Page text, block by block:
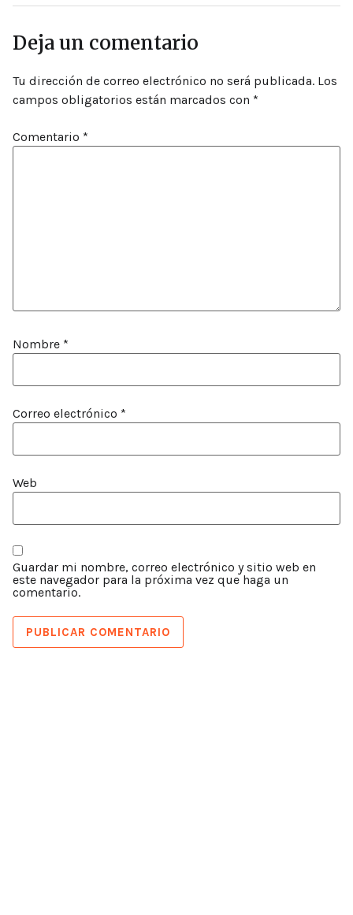
Deja un comentario
Tu dirección de correo electrónico no será publicada. Los
campos obligatorios están marcados con *
Comentario *
Nombre *
Correo electrónico *
Web
Guardar mi nombre, correo electrónico y sitio web en
este navegador para la próxima vez que haga un
comentario.